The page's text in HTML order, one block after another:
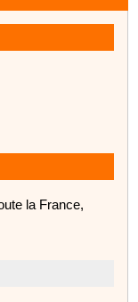
la France,